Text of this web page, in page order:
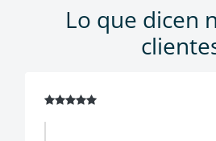
Lo que dicen